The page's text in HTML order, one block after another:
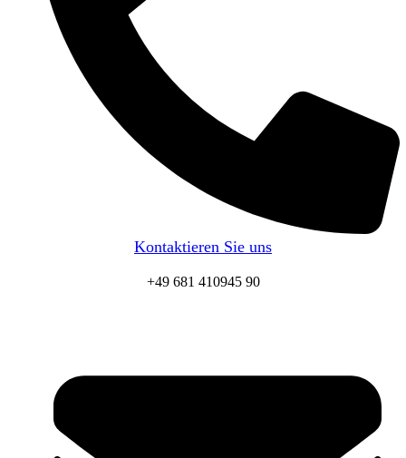
Kontaktieren Sie uns
+49 681 410945 90